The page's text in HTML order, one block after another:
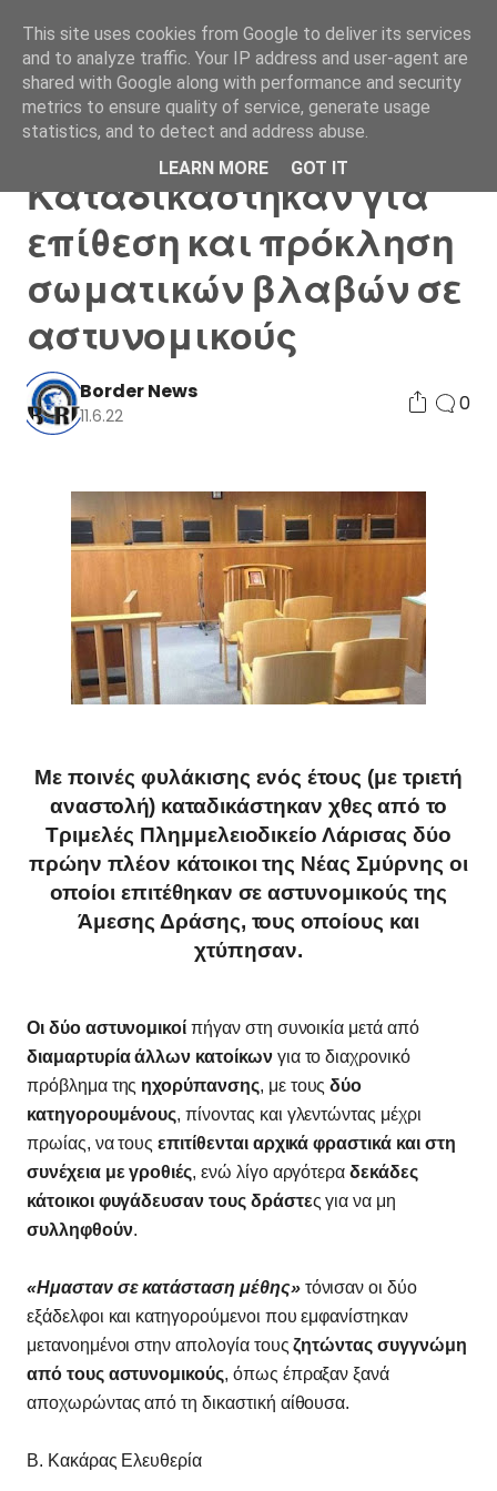
Λάρισα:
Καταδικάστηκαν για
επίθεση και πρόκληση
σωματικών βλαβών σε
αστυνομικούς
Border News
11.6.22
0
Με ποινές φυλάκισης ενός έτους (με τριετή
αναστολή) καταδικάστηκαν χθες από το
Τριμελές Πλημμελειοδικείο Λάρισας δύο
πρώην πλέον κάτοικοι της Νέας Σμύρνης οι
οποίοι επιτέθηκαν σε αστυνομικούς της
Άμεσης Δράσης, τους οποίους και
χτύπησαν.
Οι δύο αστυνομικοί πήγαν στη συνοικία μετά από
διαμαρτυρία άλλων κατοίκωνγια το διαχρονικό
πρόβλημα της ηχορύπανσης, με τουςδύο
κατηγορουμένους, πίνοντας και γλεντώντας μέχρι
πρωίας, να τουςεπιτίθενται αρχικά φραστικά και στη
συνέχεια με γροθιές, ενώ λίγο αργότεραδεκάδες
κάτοικοι φυγάδευσαν τους δράστες για να μη
συλληφθούν.
«Ημασταν σε κατάσταση μέθης»τόνισαν οι δύο
εξάδελφοι και κατηγορούμενοι που εμφανίστηκαν
μετανοημένοι στην απολογία τουςζητώντας συγγνώμη
από τους αστυνομικούς, όπως έπραξαν ξανά
αποχωρώντας από τη δικαστική αίθουσα.
Β. Κακάρας Ελευθερία
This site uses cookies from Google to deliver its services
and to analyze traffic. Your IP address and user-agent are
shared with Google along with performance and security
metrics to ensure quality of service, generate usage
statistics, and to detect and address abuse.
LEARN MORE
GOT IT